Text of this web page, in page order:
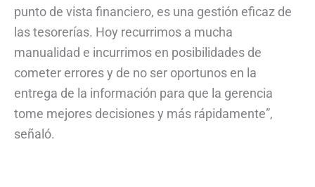
punto de vista financiero, es una gestión eficaz de
las tesorerías. Hoy recurrimos a mucha
manualidad e incurrimos en posibilidades de
cometer errores y de no ser oportunos en la
entrega de la información para que la gerencia
tome mejores decisiones y más rápidamente”,
señaló.